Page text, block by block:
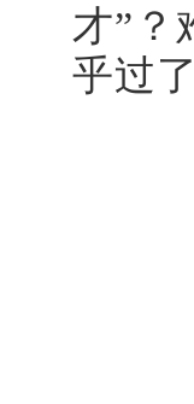
才”？
乎过